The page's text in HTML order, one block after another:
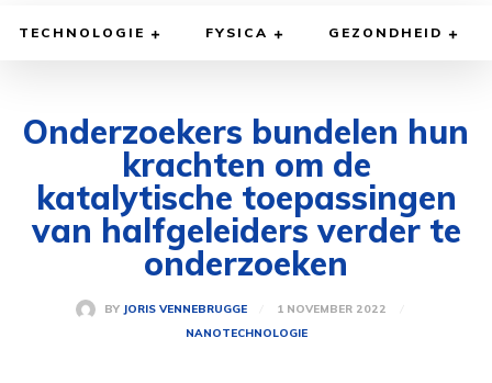
TECHNOLOGIE FYSICA GEZONDHEID
Onderzoekers bundelen hun
krachten om de
katalytische toepassingen
van halfgeleiders verder te
onderzoeken
BY JORIS VENNEBRUGGE
1 NOVEMBER 2022
NANOTECHNOLOGIE